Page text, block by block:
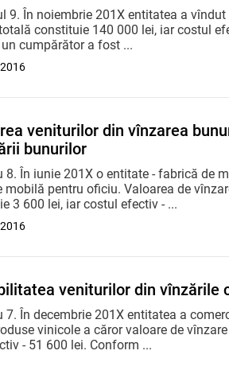
9. În noiembrie 201X entitatea a
constituie 140 000 lei, iar costul
cumpărător a fost ...
veniturilor din vînzarea
bunurilor
8. În iunie 201X o entitate - fabrică de
mobilă pentru oficiu. Valoarea de
3 600 lei, iar costul efectiv - ...
veniturilor din vînzările
7. În decembrie 201X entitatea a
vinicole a căror valoare de
- 51 600 lei. Conform ...